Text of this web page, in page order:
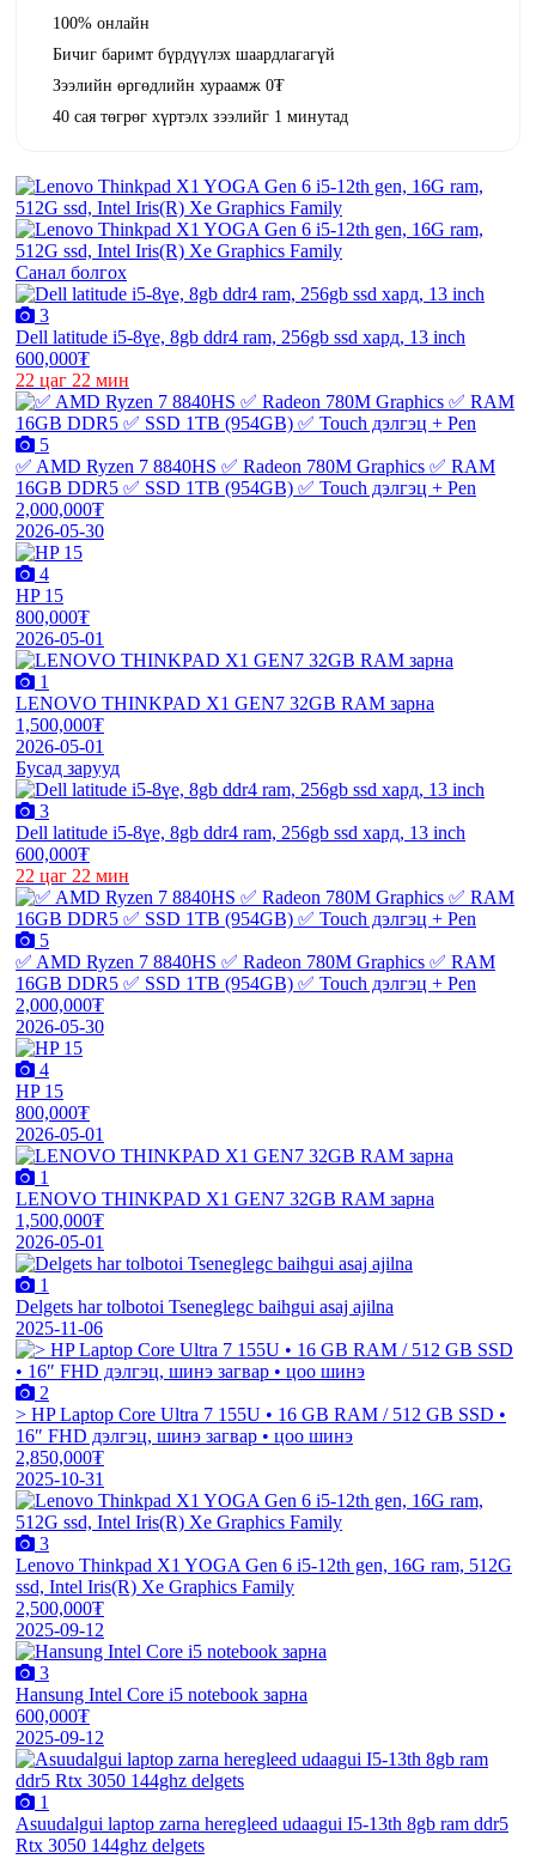
100% онлайн
Бичиг баримт бүрдүүлэх шаардлагагүй
Зээлийн өргөдлийн хураамж 0₮
40 сая төгрөг хүртэлх зээлийг 1 минутад
Санал болгох
3
Dell latitude i5-8үе, 8gb ddr4 ram, 256gb ssd хард, 13 inch
600,000₮
22 цаг 22 мин
5
✅ AMD Ryzen 7 8840HS ✅ Radeon 780M Graphics ✅ RAM
16GB DDR5 ✅ SSD 1TB (954GB) ✅ Touch дэлгэц + Pen
2,000,000₮
2026-05-30
4
HP 15
800,000₮
2026-05-01
1
LENOVO THINKPAD X1 GEN7 32GB RAM зарна
1,500,000₮
2026-05-01
Бусад зарууд
3
Dell latitude i5-8үе, 8gb ddr4 ram, 256gb ssd хард, 13 inch
600,000₮
22 цаг 22 мин
5
✅ AMD Ryzen 7 8840HS ✅ Radeon 780M Graphics ✅ RAM
16GB DDR5 ✅ SSD 1TB (954GB) ✅ Touch дэлгэц + Pen
2,000,000₮
2026-05-30
4
HP 15
800,000₮
2026-05-01
1
LENOVO THINKPAD X1 GEN7 32GB RAM зарна
1,500,000₮
2026-05-01
1
Delgets har tolbotoi Tseneglegc baihgui asaj ajilna
2025-11-06
2
> HP Laptop Core Ultra 7 155U • 16 GB RAM / 512 GB SSD •
16″ FHD дэлгэц, шинэ загвар • цоо шинэ
2,850,000₮
2025-10-31
3
Lenovo Thinkpad X1 YOGA Gen 6 i5-12th gen, 16G ram, 512G
ssd, Intel Iris(R) Xe Graphics Family
2,500,000₮
2025-09-12
3
Hansung Intel Core i5 notebook зарна
600,000₮
2025-09-12
1
Asuudalgui laptop zarna heregleed udaagui I5-13th 8gb ram ddr5
Rtx 3050 144ghz delgets